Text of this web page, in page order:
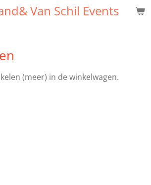
Van Schil Events
(meer) in de winkelwagen.